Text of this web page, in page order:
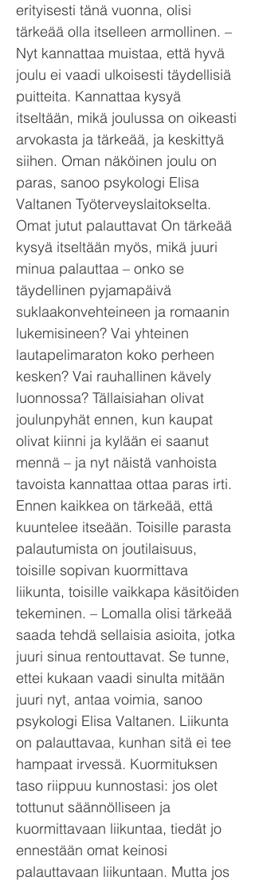
erityisesti tänä vuonna, olisi
tärkeää olla itselleen armollinen. –
Nyt kannattaa muistaa, että hyvä
joulu ei vaadi ulkoisesti täydellisiä
puitteita. Kannattaa kysyä
itseltään, mikä joulussa on oikeasti
arvokasta ja tärkeää, ja keskittyä
siihen. Oman näköinen joulu on
paras, sanoo psykologi Elisa
Valtanen Työterveyslaitokselta.
Omat jutut palauttavat On tärkeää
kysyä itseltään myös, mikä juuri
minua palauttaa – onko se
täydellinen pyjamapäivä
suklaakonvehteineen ja romaanin
lukemisineen? Vai yhteinen
lautapelimaraton koko perheen
kesken? Vai rauhallinen kävely
luonnossa? Tällaisiahan olivat
joulunpyhät ennen, kun kaupat
olivat kiinni ja kylään ei saanut
mennä – ja nyt näistä vanhoista
tavoista kannattaa ottaa paras irti.
Ennen kaikkea on tärkeää, että
kuuntelee itseään. Toisille parasta
palautumista on joutilaisuus,
toisille sopivan kuormittava
liikunta, toisille vaikkapa käsitöiden
tekeminen. – Lomalla olisi tärkeää
saada tehdä sellaisia asioita, jotka
juuri sinua rentouttavat. Se tunne,
ettei kukaan vaadi sinulta mitään
juuri nyt, antaa voimia, sanoo
psykologi Elisa Valtanen. Liikunta
on palauttavaa, kunhan sitä ei tee
hampaat irvessä. Kuormituksen
taso riippuu kunnostasi: jos olet
tottunut säännölliseen ja
kuormittavaan liikuntaa, tiedät jo
ennestään omat keinosi
palauttavaan liikuntaan. Mutta jos